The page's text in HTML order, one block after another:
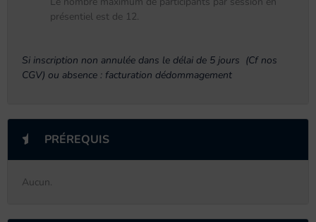
présentiel est de 12.
Si inscription non annulée dans le délai de 5 jours (Cf nos
CGV) ou absence : facturation dédommagement
PRÉREQUIS
Aucun.